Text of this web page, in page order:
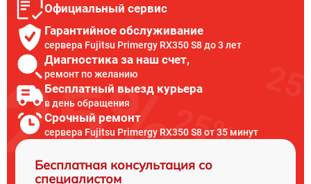
Официальный сервис
Гарантийное обслуживание
сервера Fujitsu Primergy RX350 S8 до 3 лет
Диагностика за наш счет,
ремонт по желанию
Бесплатный выезд курьера
в день обращения
Срочный ремонт
сервера Fujitsu Primergy RX350 S8 от 35 минут
Бесплатная консультация со
специалистом